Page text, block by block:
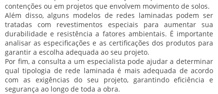
contenções ou em projetos que envolvem movimento de solos.
Além disso, alguns modelos de redes laminadas podem ser
tratadas com revestimentos especiais para aumentar sua
durabilidade e resistência a fatores ambientais. É importante
analisar as especificações e as certificações dos produtos para
garantir a escolha adequada ao seu projeto.
Por fim, a consulta a um especialista pode ajudar a determinar
qual tipologia de rede laminada é mais adequada de acordo
com as exigências do seu projeto, garantindo eficiência e
segurança ao longo de toda a obra.